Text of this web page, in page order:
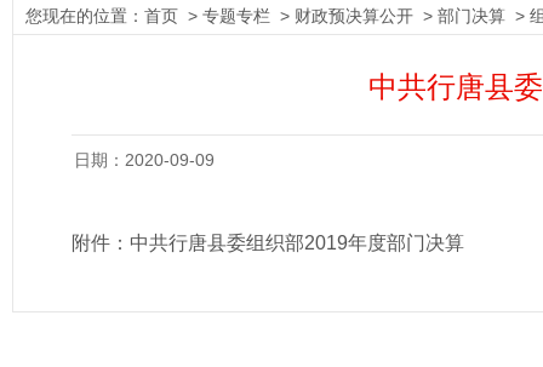
您现在的位置： 首页 > 专题专栏 > 财政预决算公开 > 部门决算 >
中共行唐县
日期：2020-09-09
附件： 中共行唐县委组织部2019年度部门决算